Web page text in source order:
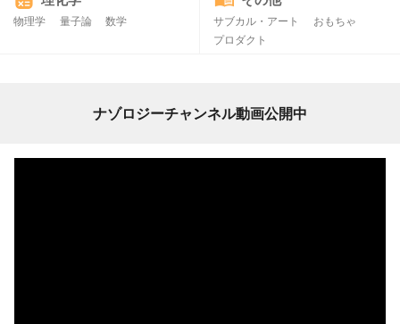
物理学 量子論 数学 サブカル・アート
おもちゃ
プロダクト
ナゾロジーチャンネル動画公開中